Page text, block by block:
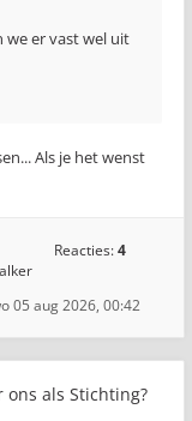
we er vast wel uit
Als je het wenst
Reacties:4
05 aug 2026, 00:42
ons als Stichting?